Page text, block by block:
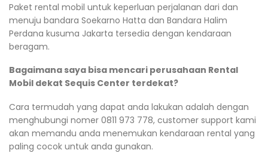
Paket rental mobil untuk keperluan perjalanan dari dan
menuju bandara Soekarno Hatta dan Bandara Halim
Perdana kusuma Jakarta tersedia dengan kendaraan
beragam.
Bagaimana saya bisa mencari perusahaan Rental
Mobil dekat Sequis Center terdekat?
Cara termudah yang dapat anda lakukan adalah dengan
menghubungi nomer 0811 973 778, customer support kami
akan memandu anda menemukan kendaraan rental yang
paling cocok untuk anda gunakan.